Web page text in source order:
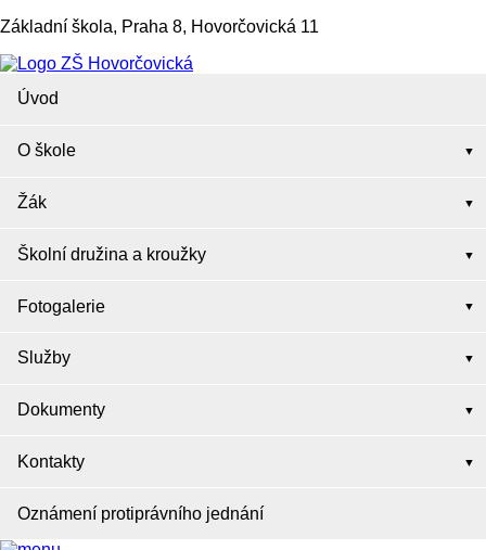
Základní škola, Praha 8, Hovorčovická 11
Úvod
O škole
Žák
Školní družina a kroužky
Fotogalerie
Služby
Dokumenty
Kontakty
Oznámení protiprávního jednání